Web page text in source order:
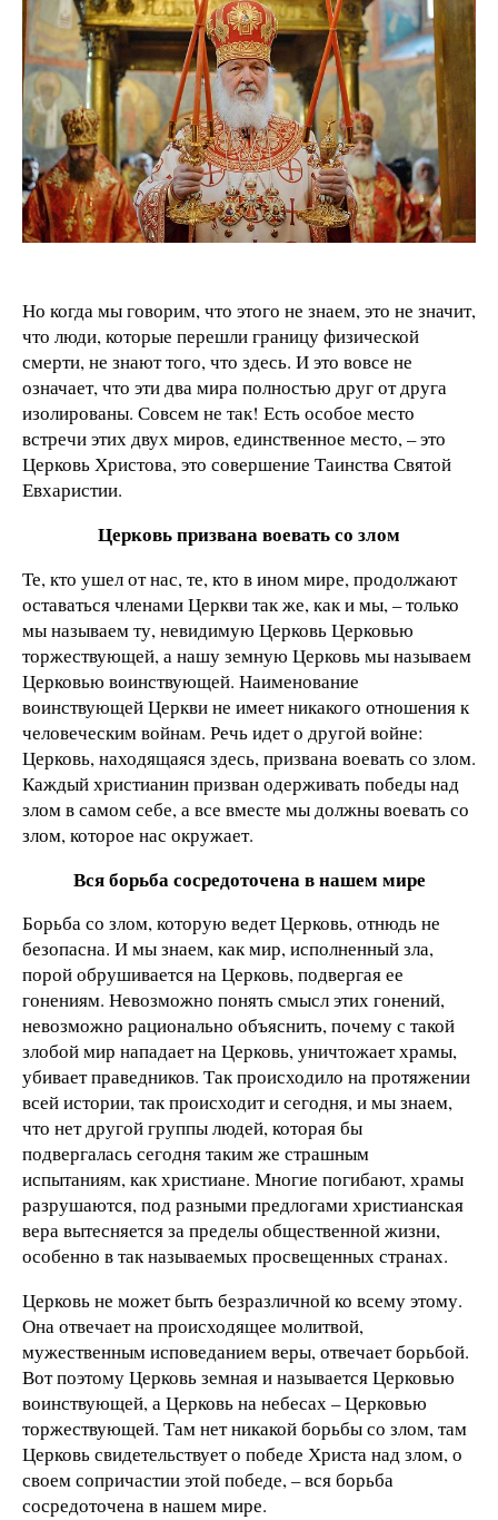
Но когда мы говорим, что этого не знаем, это не значит,
что люди, которые перешли границу физической
смерти, не знают того, что здесь. И это вовсе не
означает, что эти два мира полностью друг от друга
изолированы. Совсем не так! Есть особое место
встречи этих двух миров, единственное место, – это
Церковь Христова, это совершение Таинства Святой
Евхаристии.
Церковь призвана воевать со злом
Те, кто ушел от нас, те, кто в ином мире, продолжают
оставаться членами Церкви так же, как и мы, – только
мы называем ту, невидимую Церковь Церковью
торжествующей, а нашу земную Церковь мы называем
Церковью воинствующей. Наименование
воинствующей Церкви не имеет никакого отношения к
человеческим войнам. Речь идет о другой войне:
Церковь, находящаяся здесь, призвана воевать со злом.
Каждый христианин призван одерживать победы над
злом в самом себе, а все вместе мы должны воевать со
злом, которое нас окружает.
Вся борьба сосредоточена в нашем мире
Борьба со злом, которую ведет Церковь, отнюдь не
безопасна. И мы знаем, как мир, исполненный зла,
порой обрушивается на Церковь, подвергая ее
гонениям. Невозможно понять смысл этих гонений,
невозможно рационально объяснить, почему с такой
злобой мир нападает на Церковь, уничтожает храмы,
убивает праведников. Так происходило на протяжении
всей истории, так происходит и сегодня, и мы знаем,
что нет другой группы людей, которая бы
подвергалась сегодня таким же страшным
испытаниям, как христиане. Многие погибают, храмы
разрушаются, под разными предлогами христианская
вера вытесняется за пределы общественной жизни,
особенно в так называемых просвещенных странах.
Церковь не может быть безразличной ко всему этому.
Она отвечает на происходящее молитвой,
мужественным исповеданием веры, отвечает борьбой.
Вот поэтому Церковь земная и называется Церковью
воинствующей, а Церковь на небесах – Церковью
торжествующей. Там нет никакой борьбы со злом, там
Церковь свидетельствует о победе Христа над злом, о
своем сопричастии этой победе, – вся борьба
сосредоточена в нашем мире.